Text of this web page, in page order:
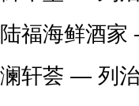
陆福海鲜酒
澜轩荟 — 列